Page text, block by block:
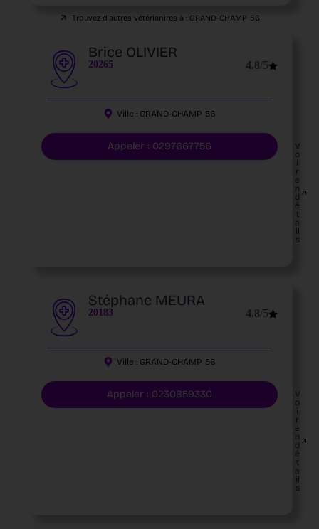
Trouvez d'autres vétérianires à : GRAND-CHAMP 56
Brice OLIVIER
20265 4.8/5
Ville : GRAND-CHAMP 56
Appeler : 0297667756
V
o
i
r
e
n
d
é
t
a
il
s
Stéphane MEURA
20183 4.8/5
Ville : GRAND-CHAMP 56
Appeler : 0230859330
V
o
i
r
e
n
d
é
t
a
il
s